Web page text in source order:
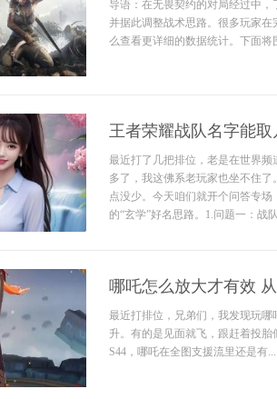
导语：在无畏契约的对局经过中
并据此调整战术思路。很多玩家
么查看更详细的数据统计。下面将
王者荣耀战队名字能
最近打了几把排位，老是在世界
多了，我这佛系老玩家也坐不住
点没少。今天咱们就开个问答专
的“玄学”好名思路。1.问题一：战
哪吒怎么放大才有效
最近打排位，兄弟们，我发现玩
升。有的是见面就飞，跟赶着投
S44，哪吒在全图支援流里还是有...